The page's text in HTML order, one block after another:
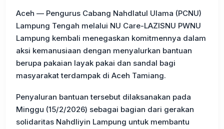
Aceh — Pengurus Cabang Nahdlatul Ulama (PCNU)
Lampung Tengah melalui NU Care-LAZISNU PWNU
Lampung kembali menegaskan komitmennya dalam
aksi kemanusiaan dengan menyalurkan bantuan
berupa pakaian layak pakai dan sandal bagi
masyarakat terdampak di Aceh Tamiang.
Penyaluran bantuan tersebut dilaksanakan pada
Minggu (15/2/2026) sebagai bagian dari gerakan
solidaritas Nahdliyin Lampung untuk membantu